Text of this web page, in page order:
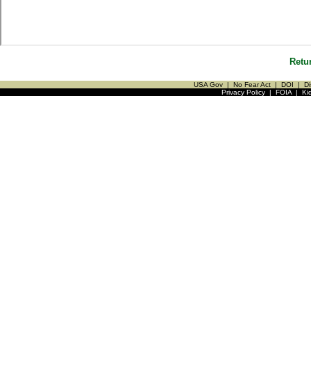
USA Gov | No Fear Act | DOI |
Privacy Policy| FOIA|